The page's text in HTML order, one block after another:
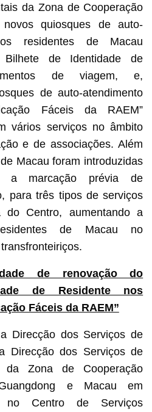
da Zona de Cooperação
novos quiosques de auto-
residentes de Macau
de Identidade de
de viagem, e,
de auto-atendimento
Fáceis da RAEM”
vários serviços no âmbito
e de associações. Além
Macau foram introduzidas
a marcação prévia de
para três tipos de serviços
do Centro, aumentando a
de Macau no
de renovação do
de Residente nos
Fáceis da RAEM”
Direcção dos Serviços de
Direcção dos Serviços de
da Zona de Cooperação
e Macau em
no Centro de Serviços